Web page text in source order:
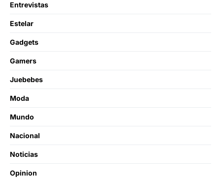
Entrevistas
Estelar
Gadgets
Gamers
Juebebes
Moda
Mundo
Nacional
Noticias
Opinion